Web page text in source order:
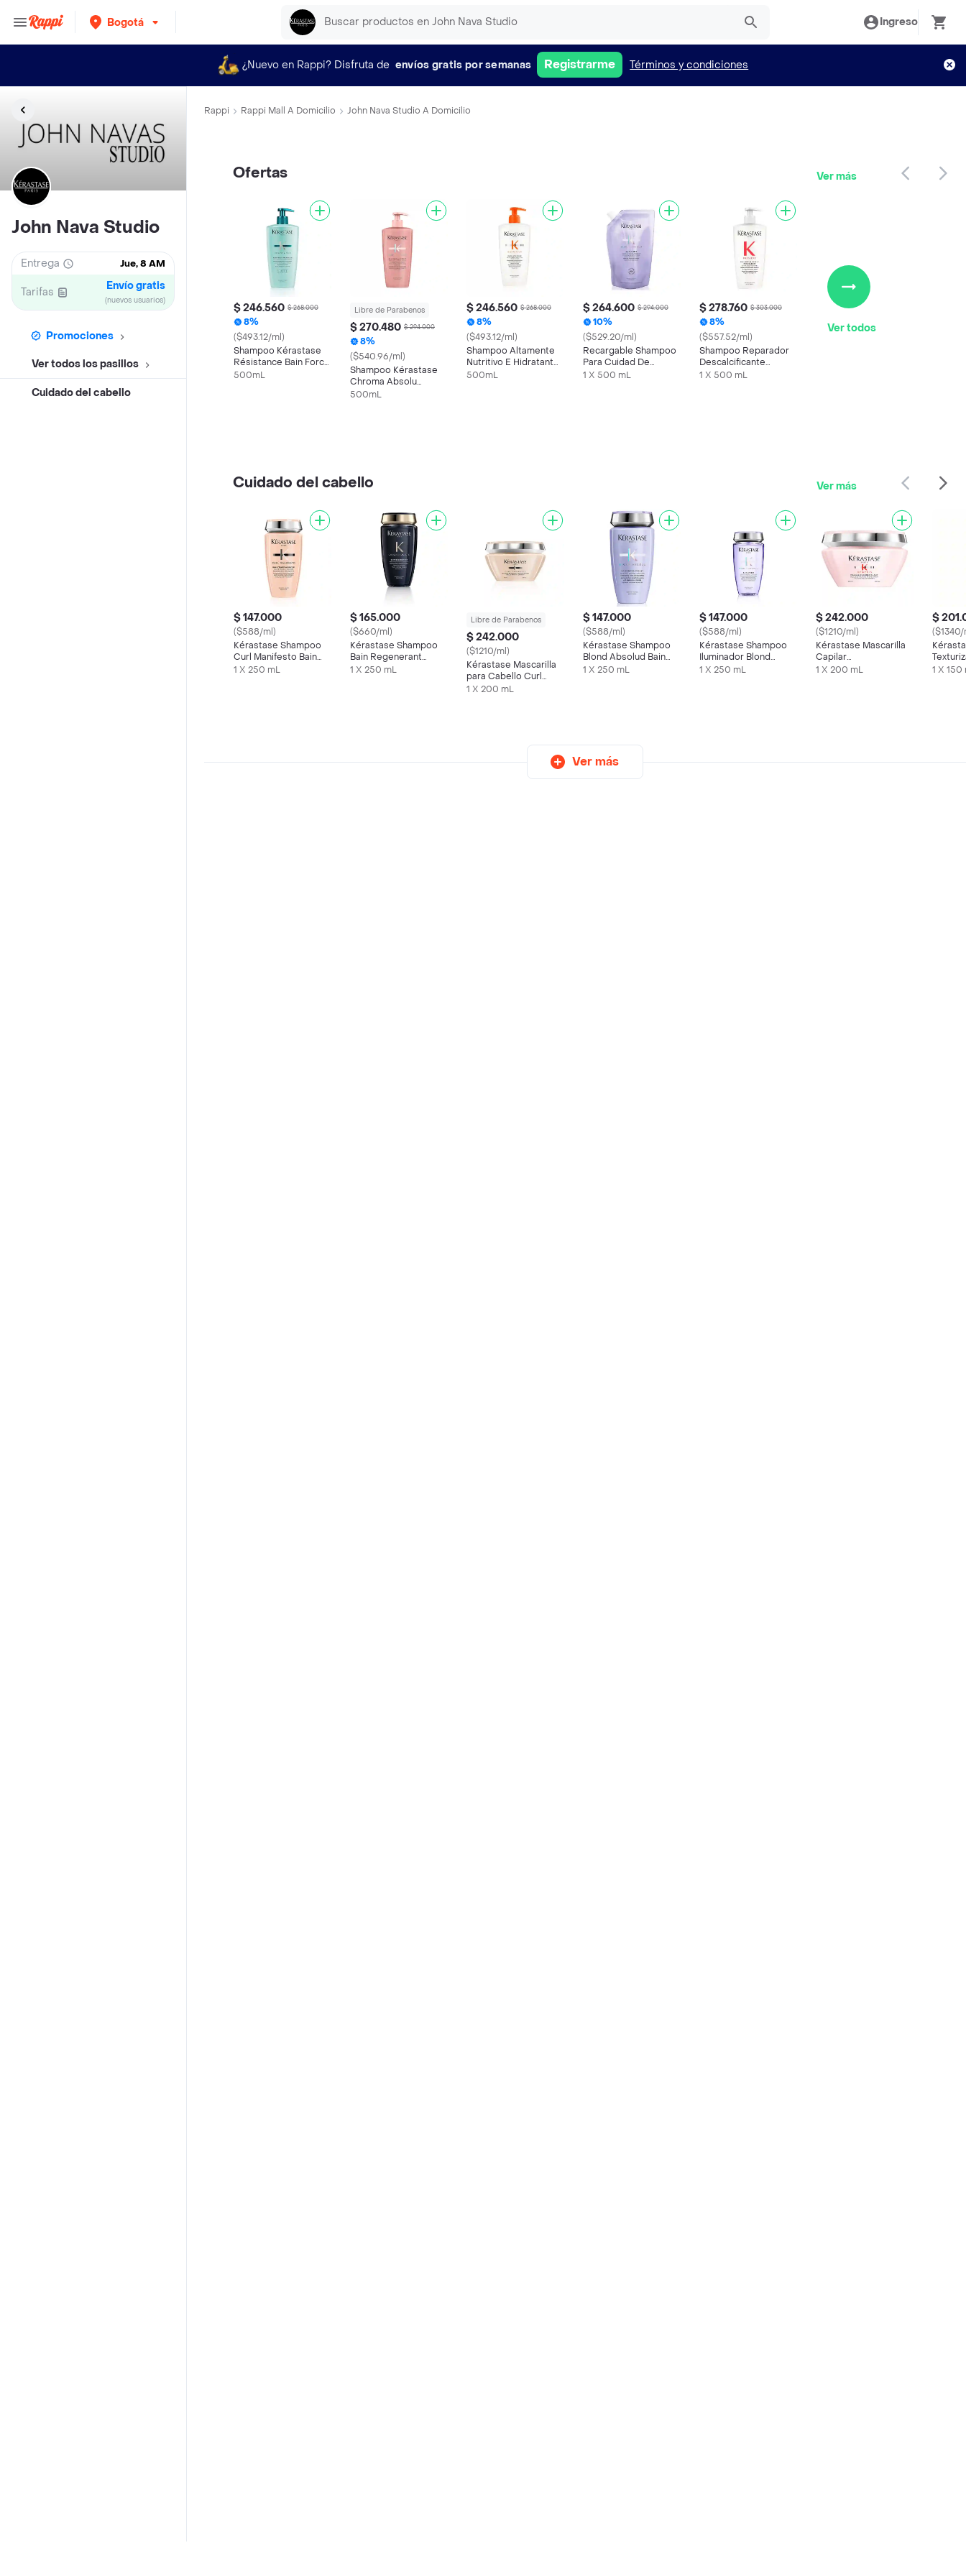
Bogotá Ingreso
¿Nuevo en Rappi? Disfruta de envíos gratis por semanas Registrarme Términos y condiciones
John Nava Studio
Entrega Jue, 8 AM
Tarifas Envío gratis
(nuevos usuarios)
Promociones
Ver todos los pasillos
Cuidado del cabello
Rappi Rappi Mall A Domicilio John Nava Studio A Domicilio
Ofertas Ver más
$ 246.560 $ 268.000
8%
($493.12/ml)
Shampoo Kérastase
Résistance Bain Force
Architecte 500ml
500mL
Libre de Parabenos
$ 270.480 $ 294.000
8%
($540.96/ml)
Shampoo Kérastase
Chroma Absolu
Respect Hidratación
500mL
$ 246.560 $ 268.000
8%
($493.12/ml)
Shampoo Altamente
Nutritivo E Hidratante
Bain Satin Riche
500mL
$ 264.600 $ 294.000
10%
($529.20/ml)
Recargable Shampoo
Para Cuidad De
Rubios Blond Absolu
1 X 500 mL
$ 278.760 $ 303.000
8%
($557.52/ml)
Shampoo Reparador
Descalcificante
Kérastase Première
1 X 500 mL
Ver todos
Cuidado del cabello Ver más
$ 147.000
($588/ml)
Kérastase Shampoo
Curl Manifesto Bain
Hidratación Douceur
1 X 250 mL
$ 165.000
($660/ml)
Kérastase Shampoo
Bain Regenerant
Chronologist
1 X 250 mL
Libre de Parabenos
$ 242.000
($1210/ml)
Kérastase Mascarilla
para Cabello Curl
Manifesto
1 X 200 mL
$ 147.000
($588/ml)
Kérastase Shampoo
Blond Absolud Bain
Ultra Violet
1 X 250 mL
$ 147.000
($588/ml)
Kérastase Shampoo
Iluminador Blond
Absolu
1 X 250 mL
$ 242.000
($1210/ml)
Kérastase Mascarilla
Capilar
Reconstructiva
1 X 200 mL
$
($1340/
1 X 150
Ver más